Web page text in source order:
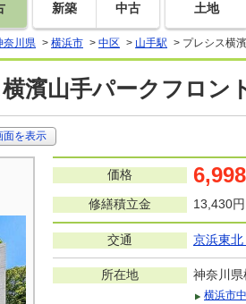
新築 中古 土地
奈川県 > 横浜市 > 中区 > 山手駅 > プレシス横
濱山手パークフロン
を表示
価格 6,998
修繕積立金
13,430円
交通 京浜東
所在地 神奈川県
横浜市